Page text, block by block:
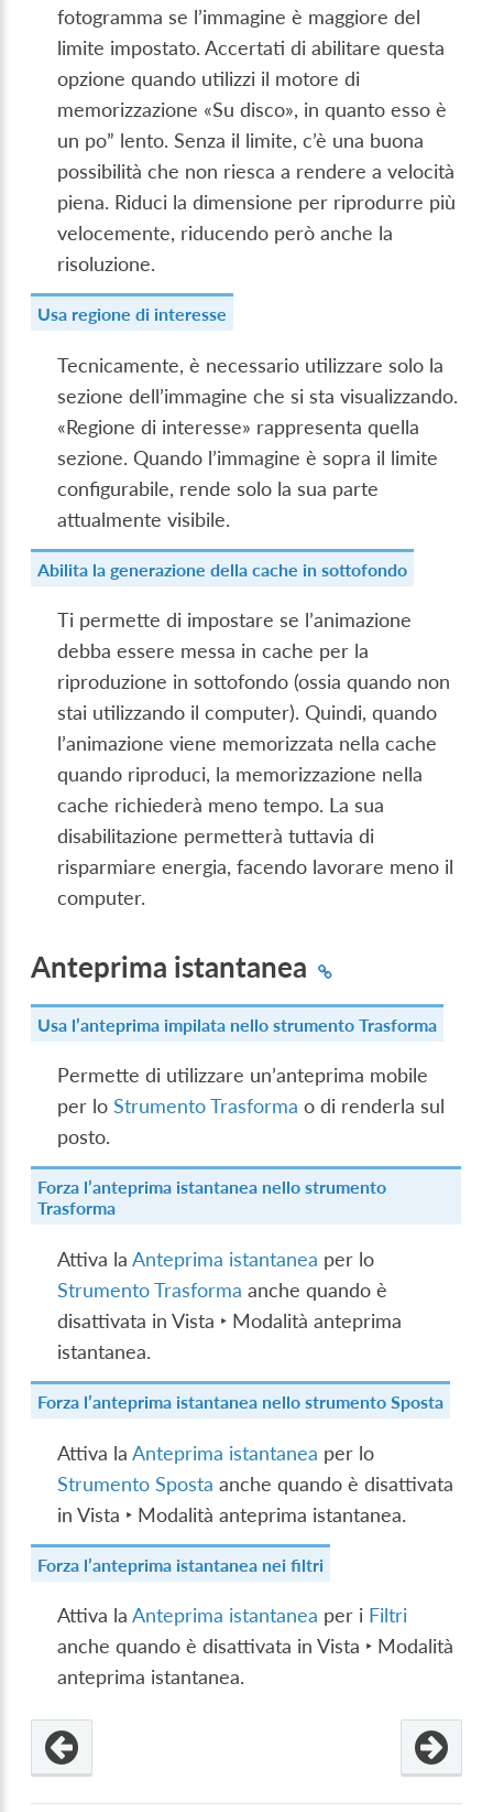
fotogramma se l’immagine è maggiore del
limite impostato. Accertati di abilitare questa
opzione quando utilizzi il motore di
memorizzazione «Su disco», in quanto esso è
un po” lento. Senza il limite, c’è una buona
possibilità che non riesca a rendere a velocità
piena. Riduci la dimensione per riprodurre più
velocemente, riducendo però anche la
risoluzione.
Usa regione di interesse
Tecnicamente, è necessario utilizzare solo la
sezione dell’immagine che si sta visualizzando.
«Regione di interesse» rappresenta quella
sezione. Quando l’immagine è sopra il limite
configurabile, rende solo la sua parte
attualmente visibile.
Abilita la generazione della cache in sottofondo
Ti permette di impostare se l’animazione
debba essere messa in cache per la
riproduzione in sottofondo (ossia quando non
stai utilizzando il computer). Quindi, quando
l’animazione viene memorizzata nella cache
quando riproduci, la memorizzazione nella
cache richiederà meno tempo. La sua
disabilitazione permetterà tuttavia di
risparmiare energia, facendo lavorare meno il
computer.
Anteprima istantanea
Usa l’anteprima impilata nello strumento Trasforma
Permette di utilizzare un’anteprima mobile
per loStrumento Trasforma o di renderla sul
posto.
Forza l’anteprima istantanea nello strumento
Trasforma
Attiva laAnteprima istantanea per lo
Strumento Trasforma anche quando è
disattivata inVista ‣ Modalità anteprima
istantanea.
Forza l’anteprima istantanea nello strumento Sposta
Attiva laAnteprima istantanea per lo
Strumento Sposta anche quando è disattivata
inVista ‣ Modalità anteprima istantanea.
Forza l’anteprima istantanea nei filtri
Attiva laAnteprima istantanea per i Filtri
anche quando è disattivata inVista ‣ Modalità
anteprima istantanea.